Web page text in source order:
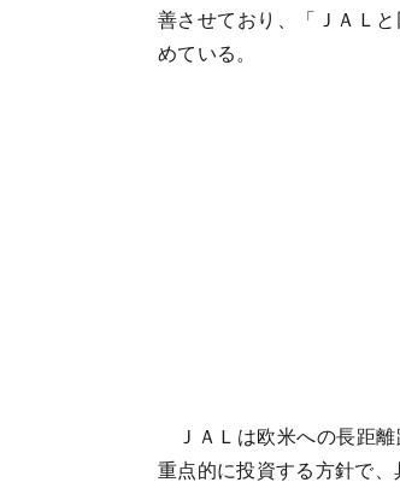
善させており、「ＪＡＬ
めている。
ＪＡＬは欧米への長距
重点的に投資する方針で、